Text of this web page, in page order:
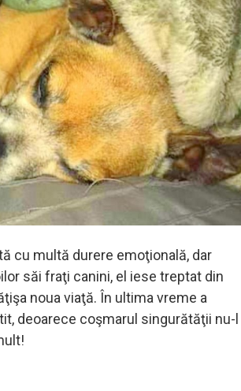
cu multă durere emoţională, dar
săi fraţi canini, el iese treptat din
noua viaţă. În ultima vreme a
deoarece coşmarul singurătăţii nu-l